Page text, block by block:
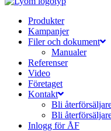
Produkter
Kampanjer
Filer och dokument
Manualer
Referenser
Video
Företaget
Kontakt
Bli
Bli
Inlogg för ÅF